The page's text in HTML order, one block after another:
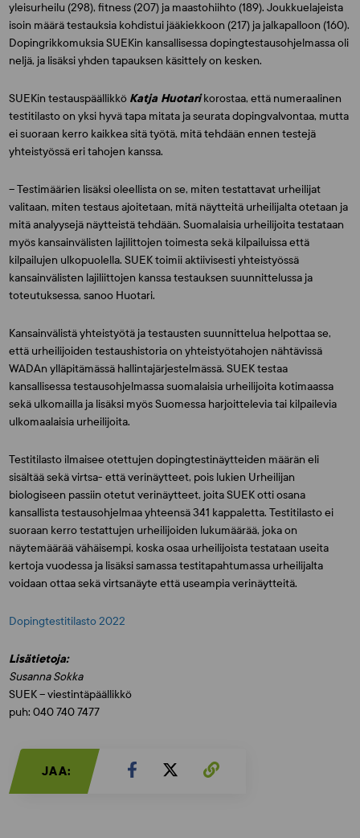
yleisurheilu (298), fitness (207) ja maastohiihto (189). Joukkuelajeista
isoin määrä testauksia kohdistui jääkiekkoon (217) ja jalkapalloon (160).
Dopingrikkomuksia SUEKin kansallisessa dopingtestausohjelmassa oli
neljä, ja lisäksi yhden tapauksen käsittely on kesken.
SUEKin testauspäällikkö Katja Huotarikorostaa, että numeraalinen
testitilasto on yksi hyvä tapa mitata ja seurata dopingvalvontaa, mutta
ei suoraan kerro kaikkea sitä työtä, mitä tehdään ennen testejä
yhteistyössä eri tahojen kanssa.
– Testimäärien lisäksi oleellista on se, miten testattavat urheilijat
valitaan, miten testaus ajoitetaan, mitä näytteitä urheilijalta otetaan ja
mitä analyysejä näytteistä tehdään. Suomalaisia urheilijoita testataan
myös kansainvälisten lajilittojen toimesta sekä kilpailuissa että
kilpailujen ulkopuolella. SUEK toimii aktiivisesti yhteistyössä
kansainvälisten lajiliittojen kanssa testauksen suunnittelussa ja
toteutuksessa, sanoo Huotari.
Kansainvälistä yhteistyötä ja testausten suunnittelua helpottaa se,
että urheilijoiden testaushistoria on yhteistyötahojen nähtävissä
WADAn ylläpitämässä hallintajärjestelmässä. SUEK testaa
kansallisessa testausohjelmassa suomalaisia urheilijoita kotimaassa
sekä ulkomailla ja lisäksi myös Suomessa harjoittelevia tai kilpailevia
ulkomaalaisia urheilijoita.
Testitilasto ilmaisee otettujen dopingtestinäytteiden määrän eli
sisältää sekä virtsa- että verinäytteet, pois lukien Urheilijan
biologiseen passiin otetut verinäytteet, joita SUEK otti osana
kansallista testausohjelmaa yhteensä 341 kappaletta. Testitilasto ei
suoraan kerro testattujen urheilijoiden lukumäärää, joka on
näytemäärää vähäisempi, koska osaa urheilijoista testataan useita
kertoja vuodessa ja lisäksi samassa testitapahtumassa urheilijalta
voidaan ottaa sekä virtsanäyte että useampia verinäytteitä.
Dopingtestitilasto 2022
Lisätietoja:
Susanna Sokka
SUEK – viestintäpäällikkö
puh: 040 740 7477
JAA: